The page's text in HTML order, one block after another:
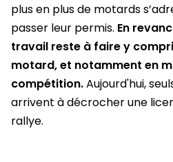
plus en plus de motards
passer leur permis. En
travail reste à faire y
motard, et notamment en
compétition.Aujourd'hui,
arrivent à décrocher une
rallye.